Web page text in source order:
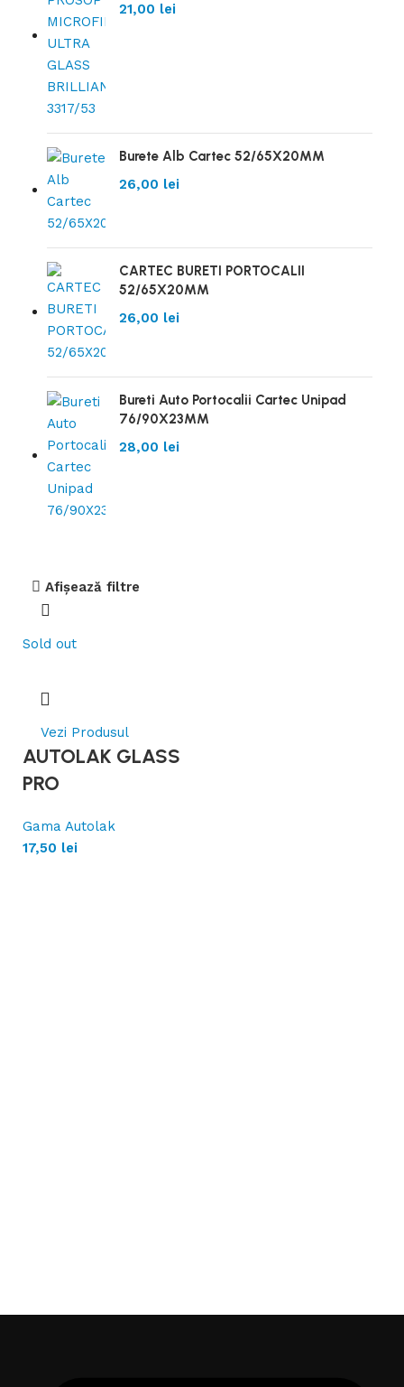
21,00 lei
Burete Alb Cartec 52/65X20MM
26,00 lei
CARTEC BURETI PORTOCALII
52/65X20MM
26,00 lei
Bureti Auto Portocalii Cartec Unipad
76/90X23MM
28,00 lei
Afișează filtre
Sold out
Vezi Produsul
AUTOLAK GLASS
PRO
Gama Autolak
17,50 lei